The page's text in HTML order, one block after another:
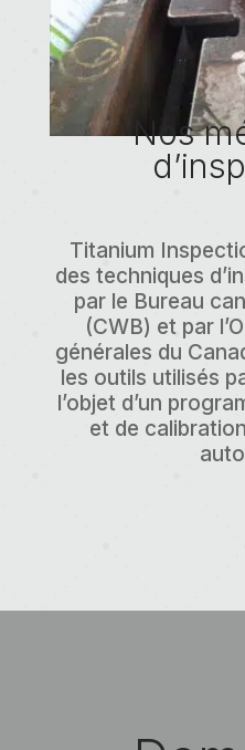
Nos
Titanium
des techniques
par le Bureau
(CWB) et par
générales du
les outils utilisés
l’objet d’un
et de